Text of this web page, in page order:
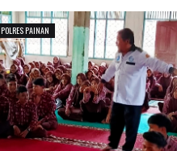
POLRES PAINAN